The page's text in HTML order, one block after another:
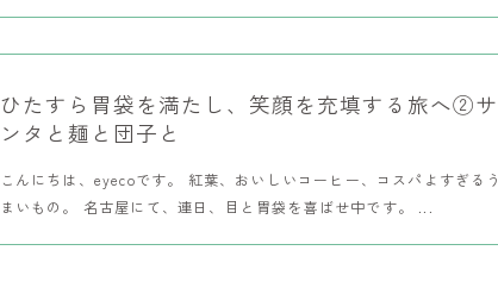
ひたすら胃袋を満たし、笑顔を充填する旅へ②サ
ンタと麺と団子と
こんにちは、eyecoです。 紅葉、おいしいコーヒー、コスパよすぎるう
まいもの。 名古屋にて、連日、目と胃袋を喜ばせ中です。 ...